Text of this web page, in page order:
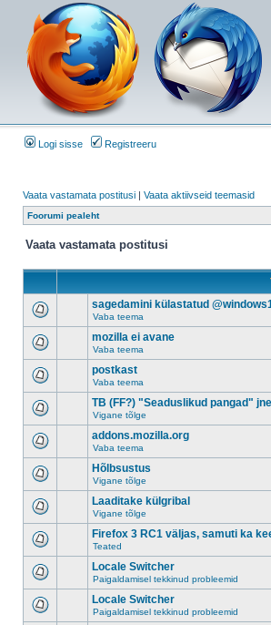
Logi sisse Registreeru
Vaata vastamata postitusi | Vaata aktiivseid teemasid
Foorumi pealeht
Vaata vastamata postitusi
sagedamini külastatud
Vaba teema
mozilla ei avane
Vaba teema
postkast
Vaba teema
TB (FF?) "Seaduslikud pangad" jne
Vigane tõlge
addons.mozilla.org
Vaba teema
Hõlbsustus
Vigane tõlge
Laaditake külgribal
Vigane tõlge
Firefox 3 RC1 väljas, samuti ka
Teated
Locale Switcher
Paigaldamisel tekkinud probleemid
Locale Switcher
Paigaldamisel tekkinud probleemid